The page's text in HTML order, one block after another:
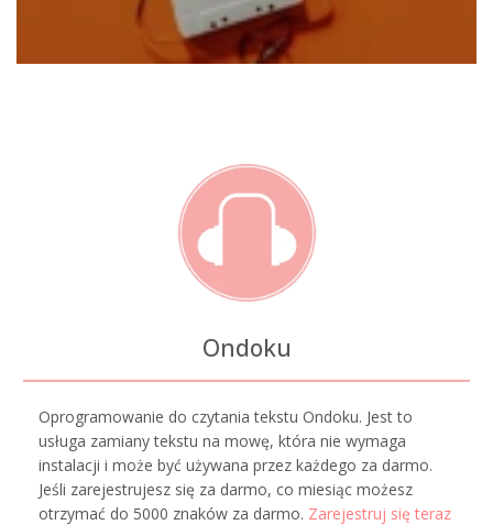
Ondoku
Oprogramowanie do czytania tekstu Ondoku. Jest to
usługa zamiany tekstu na mowę, która nie wymaga
instalacji i może być używana przez każdego za darmo.
Jeśli zarejestrujesz się za darmo, co miesiąc możesz
otrzymać do 5000 znaków za darmo. Zarejestruj się teraz